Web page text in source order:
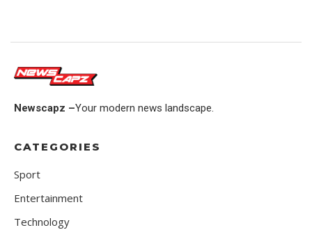
Newscapz –Your modern news landscape.
CATEGORIES
Sport
Entertainment
Technology